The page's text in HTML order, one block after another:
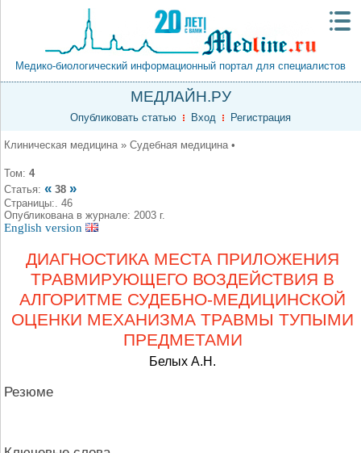
Медико-биологический информационный портал для специалистов
МЕДЛАЙН.РУ
Опубликовать статью Вход Регистрация
Клиническая медицина » Судебная медицина •
Том: 4
Статья: « 38 »
Страницы:. 46
Опубликована в журнале: 2003 г.
English version
ДИАГНОСТИКА МЕСТА ПРИЛОЖЕНИЯ
ТРАВМИРУЮЩЕГО ВОЗДЕЙСТВИЯ В
АЛГОРИТМЕ СУДЕБНО-МЕДИЦИНСКОЙ
ОЦЕНКИ МЕХАНИЗМА ТРАВМЫ ТУПЫМИ
ПРЕДМЕТАМИ
Белых А.Н.
Резюме